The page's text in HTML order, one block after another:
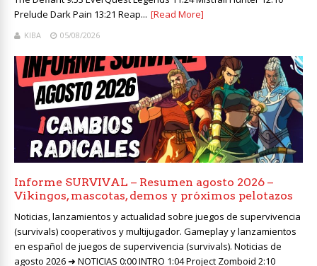
Prelude Dark Pain 13:21 Reap... [Read More]
KIBA 05/08/2026
Informe SURVIVAL – Resumen agosto 2026 –
Vikingos, mascotas, demos y próximos pelotazos
Noticias, lanzamientos y actualidad sobre juegos de supervivencia
(survivals) cooperativos y multijugador. Gameplay y lanzamientos
en español de juegos de supervivencia (survivals). Noticias de
agosto 2026 ➜ NOTICIAS 0:00 INTRO 1:04 Project Zomboid 2:10